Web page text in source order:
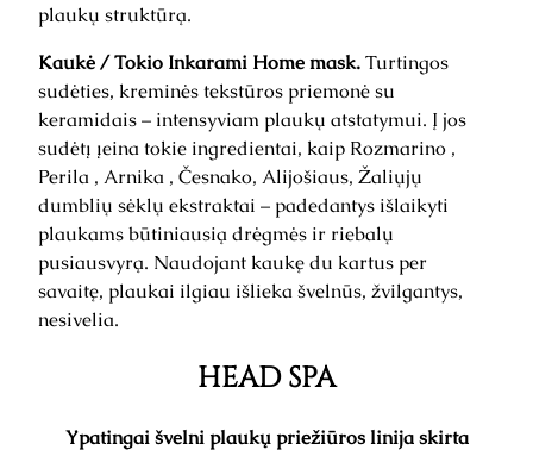
plaukų struktūrą.
Kaukė / Tokio Inkarami Home mask.Turtingos
sudėties, kreminės tekstūros priemonė su
keramidais – intensyviam plaukų atstatymui. Į jos
sudėtį įeina tokie ingredientai, kaip Rozmarino ,
Perila , Arnika , Česnako, Alijošiaus, Žaliųjų
dumblių sėklų ekstraktai – padedantys išlaikyti
plaukams būtiniausią drėgmės ir riebalų
pusiausvyrą. Naudojant kaukę du kartus per
savaitę, plaukai ilgiau išlieka švelnūs, žvilgantys,
nesivelia.
HEAD SPA
Ypatingai švelni plaukų priežiūros linija skirta